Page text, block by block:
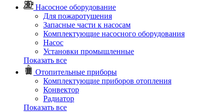
Насосное оборудование
Для пожаротушения
Запасные части к насосам
Комплектующие насосного оборудования
Насос
Установки промышленные
Показать все
Отопительные приборы
Комплектующие приборов отопления
Конвектор
Радиатор
Показать все